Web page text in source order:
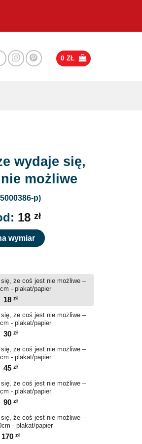
0 ZŁ
wydaje się,
możliwe
p)
18 zł
wymiar
że coś jest nie możliwe –
- plakat/papier
18 zł
że coś jest nie możliwe –
- plakat/papier
30 zł
że coś jest nie możliwe –
- plakat/papier
45 zł
że coś jest nie możliwe –
- plakat/papier
90 zł
że coś jest nie możliwe –
- plakat/papier
170 zł